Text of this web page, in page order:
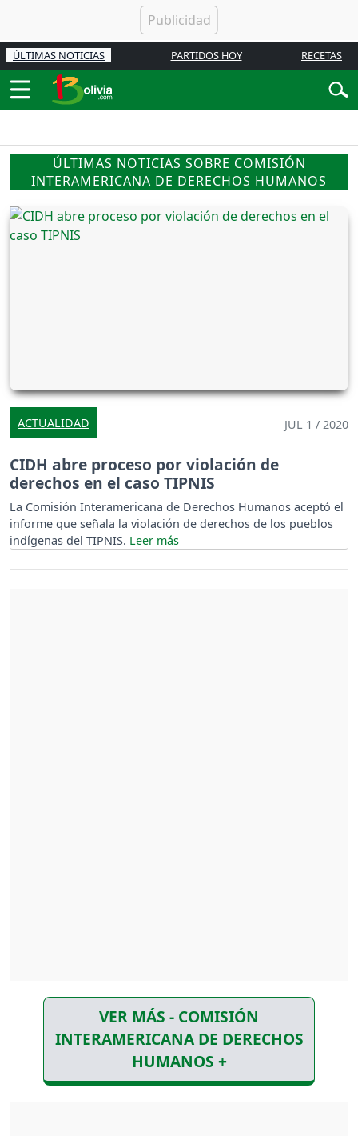
ÚLTIMAS NOTICIAS PARTIDOS HOY RECETAS
ÚLTIMAS NOTICIAS SOBRE COMISIÓN
INTERAMERICANA DE DERECHOS HUMANOS
ACTUALIDAD JUL 1 / 2020
CIDH abre proceso por violación de
derechos en el caso TIPNIS
La Comisión Interamericana de Derechos Humanos aceptó el
informe que señala la violación de derechos de los pueblos
indígenas del TIPNIS.
VER MÁS - COMISIÓN
INTERAMERICANA DE DERECHOS
HUMANOS +